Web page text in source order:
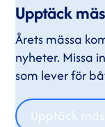
Upptäck
Årets mässa
nyheter. Missa
som lever för
Upptäck